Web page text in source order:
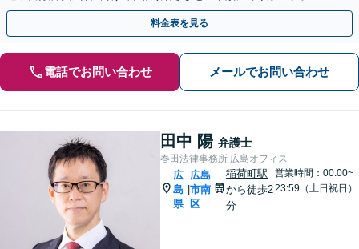
いたします【猿猴橋町駅2分】
料金表を見る
電話でお問い合わせ メールでお問い合わせ
田中 陽 弁護士
春田法律事務所 広島オフィス
広
島
県
広島
市南
区
稲荷町駅
から徒歩2
分
営業時間：00:00~
23:59（土日祝日）